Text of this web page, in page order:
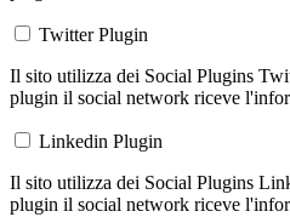
Twitter Plugin
Il sito utilizza dei Social Plugins
plugin il social network riceve
Linkedin Plugin
Il sito utilizza dei Social Plugins
plugin il social network riceve